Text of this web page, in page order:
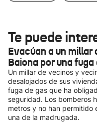
Te puede
Evacúan a un millar
Baiona por una fuga
Un millar de vecinos y
desalojados de sus
fuga de gas que ha
seguridad. Los bomberos
metros y no han permitido
una de la madrugada.